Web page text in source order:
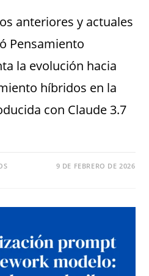
anteriores y actuales
Pensamiento
la evolución hacia
híbridos en la
con Claude 3.7
9 DE FEBRERO DE 2026